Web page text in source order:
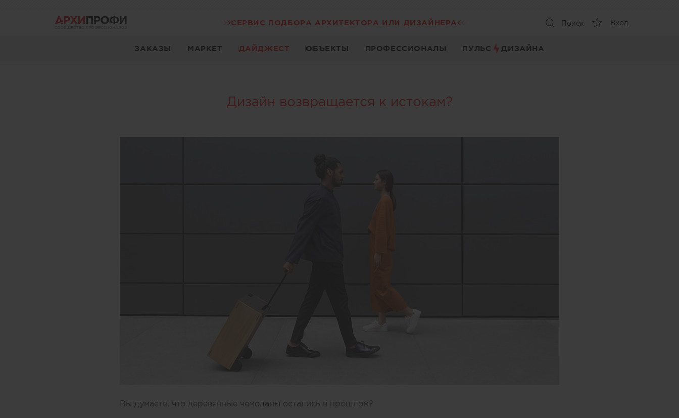
СЕРВИС ПОДБОРА АРХИТЕКТОРА ИЛИ ДИЗАЙНЕРА Поиск Вход
ЗАКАЗЫ МАРКЕТ ДАЙДЖЕСТ ОБЪЕКТЫ ПРОФЕССИОНАЛЫ ПУЛЬС ДИЗАЙНА
Дизайн возвращается к истокам?
Вы думаете, что деревянные чемоданы остались в прошлом?